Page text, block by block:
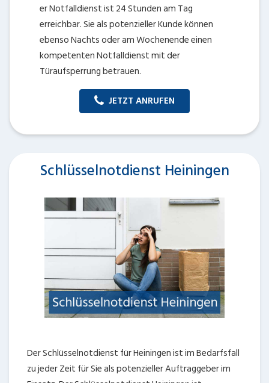
er Notfalldienst ist 24 Stunden am Tag
erreichbar. Sie als potenzieller Kunde können
ebenso Nachts oder am Wochenende einen
kompetenten Notfalldienst mit der
Türaufsperrung betrauen.
JETZT ANRUFEN
Schlüsselnotdienst Heiningen
Der Schlüsselnotdienst für Heiningen ist im Bedarfsfall
zu jeder Zeit für Sie als potenzieller Auftraggeber im